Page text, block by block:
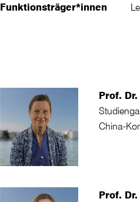
Funktionsträger*innen
Prof.
China-
Prof.